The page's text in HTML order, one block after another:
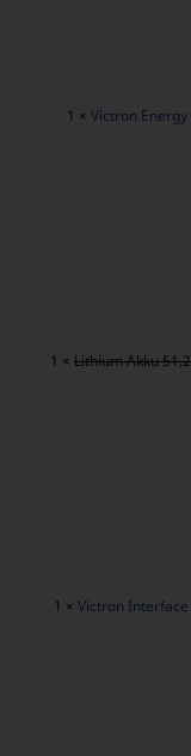
1 × Victron
1 ×Lithium Akku
1 × Victron Interface